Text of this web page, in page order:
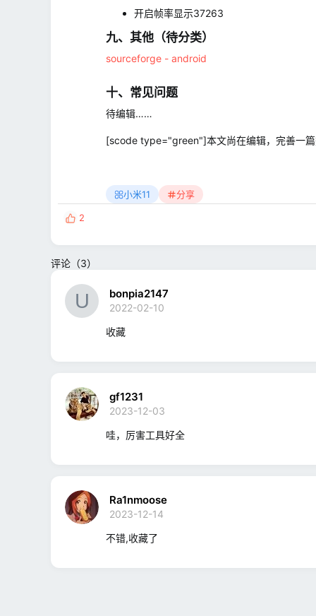
开启帧率显示37263
九、其他（待分类）​
sourceforge - android
十、常见问题​
待编辑……
[scode type="green"]本文尚在编辑，完善一
小米11 分享
反
:
2
评论（3）
bonpia2147
2022-02-10
收藏
gf1231
2023-12-03
哇，厉害工具好全
Ra1nmoose
2023-12-14
不错,收藏了